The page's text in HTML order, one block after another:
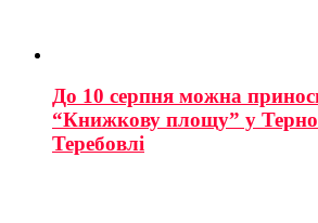
До 10 серпня можна
“Книжкову площу” у
Теребовлі